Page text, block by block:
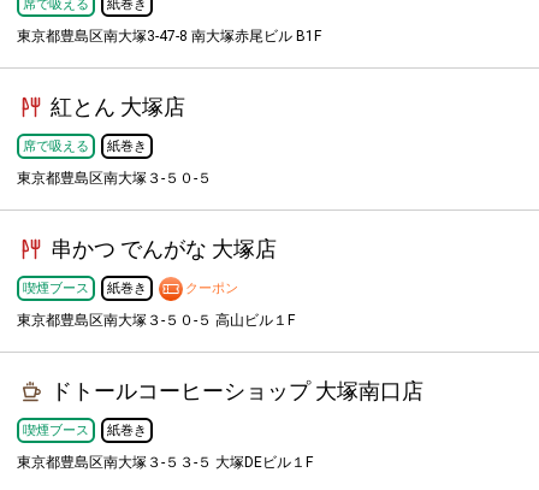
席で吸える 紙巻き
東京都豊島区南大塚3-47-8 南大塚赤尾ビル B1F
紅とん 大塚店
席で吸える 紙巻き
東京都豊島区南大塚３-５０-５
串かつ でんがな 大塚店
喫煙ブース 紙巻き クーポン
東京都豊島区南大塚３-５０-５ 高山ビル１F
ドトールコーヒーショップ 大塚南口店
喫煙ブース 紙巻き
東京都豊島区南大塚３-５３-５ 大塚DEビル１F